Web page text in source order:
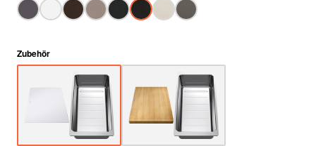
Zubehör